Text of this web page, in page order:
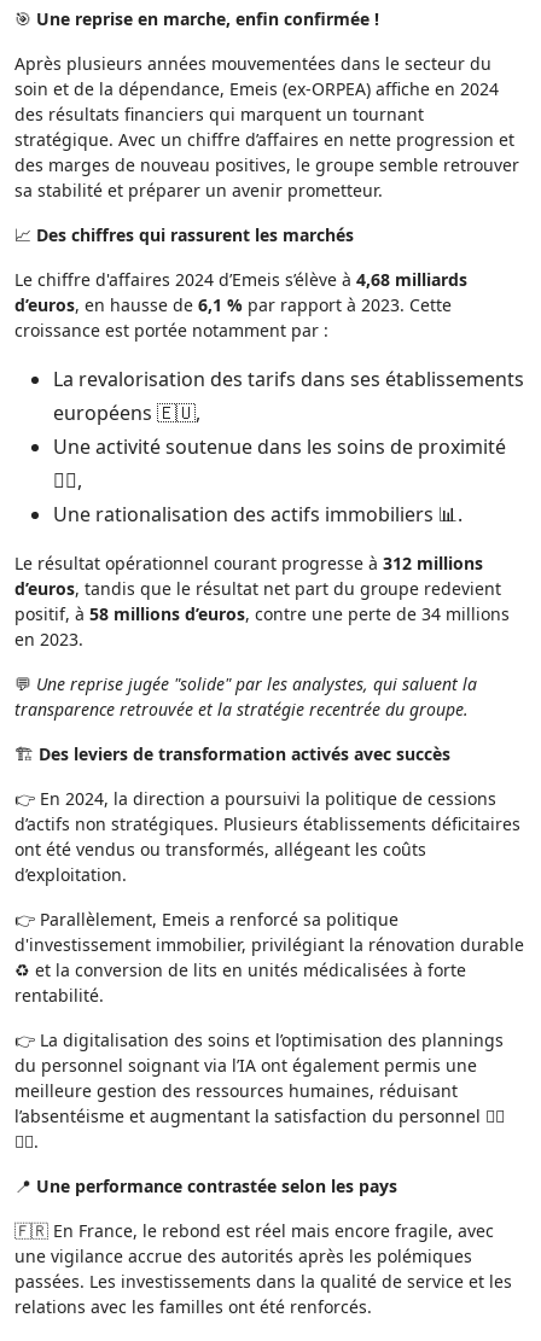
🎯 Une reprise en marche, enfin confirmée !
Après plusieurs années mouvementées dans le secteur du
soin et de la dépendance, Emeis (ex-ORPEA) affiche en 2024
des résultats financiers qui marquent un tournant
stratégique. Avec un chiffre d’affaires en nette progression et
des marges de nouveau positives, le groupe semble retrouver
sa stabilité et préparer un avenir prometteur.
📈 Des chiffres qui rassurent les marchés
Le chiffre d'affaires 2024 d’Emeis s’élève à 4,68 milliards
d’euros, en hausse de 6,1 % par rapport à 2023. Cette
croissance est portée notamment par :
La revalorisation des tarifs dans ses établissements
européens 🇪🇺,
Une activité soutenue dans les soins de proximité
👩‍⚕️,
Une rationalisation des actifs immobiliers 📊.
Le résultat opérationnel courant progresse à 312 millions
d’euros, tandis que le résultat net part du groupe redevient
positif, à 58 millions d’euros, contre une perte de 34 millions
en 2023.
💬 Une reprise jugée "solide" par les analystes, qui saluent la
transparence retrouvée et la stratégie recentrée du groupe.
🏗️ Des leviers de transformation activés avec succès
👉 En 2024, la direction a poursuivi la politique de cessions
d’actifs non stratégiques. Plusieurs établissements déficitaires
ont été vendus ou transformés, allégeant les coûts
d’exploitation.
👉 Parallèlement, Emeis a renforcé sa politique
d'investissement immobilier, privilégiant la rénovation durable
♻️ et la conversion de lits en unités médicalisées à forte
rentabilité.
👉 La digitalisation des soins et l’optimisation des plannings
du personnel soignant via l’IA ont également permis une
meilleure gestion des ressources humaines, réduisant
l’absentéisme et augmentant la satisfaction du personnel 👨‍⚕️
👩‍⚕️.
📍 Une performance contrastée selon les pays
🇫🇷 En France, le rebond est réel mais encore fragile, avec
une vigilance accrue des autorités après les polémiques
passées. Les investissements dans la qualité de service et les
relations avec les familles ont été renforcés.